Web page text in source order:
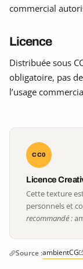
commercial
Licence
Distribuée sous
obligatoire, pas
l’usage
CC0
Licence
Cette texture
personnels et
recommandé :
Source :ambientCG